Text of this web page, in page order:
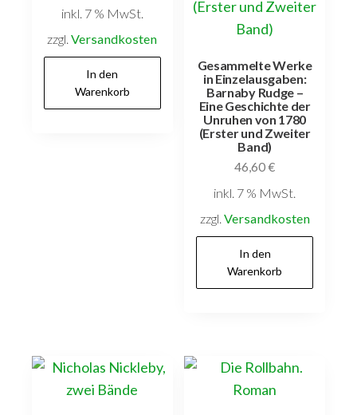
inkl. 7 % MwSt.
zzgl.Versandkosten
In den
Warenkorb
Gesammelte Werke
in Einzelausgaben:
Barnaby Rudge –
Eine Geschichte der
Unruhen von 1780
(Erster und Zweiter
Band)
46,60€
inkl. 7 % MwSt.
zzgl. Versandkosten
In den
Warenkorb